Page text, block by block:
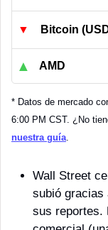
▼ Bitcoin
▲ AMD
* Datos de mercado
6:00 PM CST. ¿No
nuestra guía.
Wall Street
subió gracias
sus reportes.